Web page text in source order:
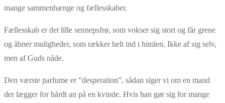
mange sammenhænge og fællesskaber.
Fællesskab er det lille sennepsfrø, som vokser sig stort og får grene
og åbner muligheder, som rækker helt ind i himlen. Ikke af sig selv,
men af Guds nåde.
Den værste parfume er ”desperation”, sådan siger vi om en mand
der lægger for hårdt an på en kvinde. Hvis han gør sig for mange